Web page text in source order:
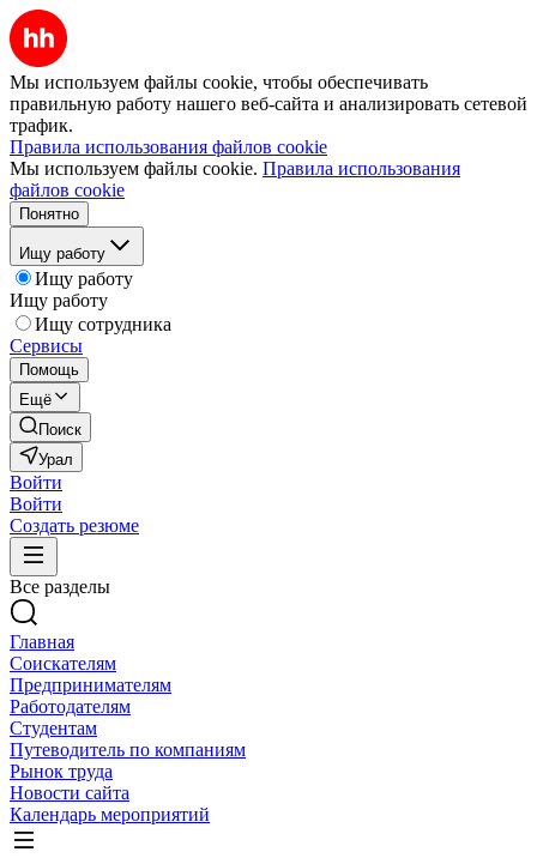
Мы используем файлы cookie, чтобы обеспечивать
правильную работу нашего веб-сайта и анализировать сетевой
трафик.
Правила использования файлов cookie
Мы используем файлы cookie. Правила использования
файлов cookie
Понятно
Ищу работу
Ищу работу
Ищу работу
Ищу сотрудника
Сервисы
Помощь
Ещё
Поиск
Урал
Войти
Войти
Создать резюме
Все разделы
Главная
Соискателям
Предпринимателям
Работодателям
Студентам
Путеводитель по компаниям
Рынок труда
Новости сайта
Календарь мероприятий